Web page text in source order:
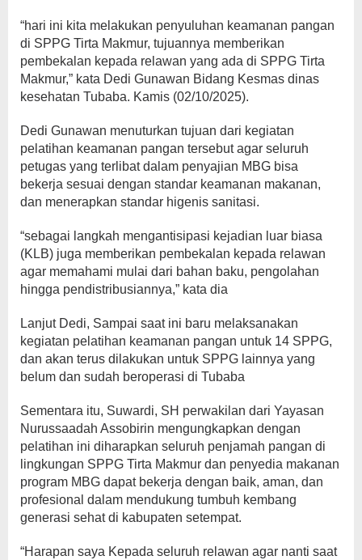
“hari ini kita melakukan penyuluhan keamanan pangan
di SPPG Tirta Makmur, tujuannya memberikan
pembekalan kepada relawan yang ada di SPPG Tirta
Makmur,” kata Dedi Gunawan Bidang Kesmas dinas
kesehatan Tubaba. Kamis (02/10/2025).
Dedi Gunawan menuturkan tujuan dari kegiatan
pelatihan keamanan pangan tersebut agar seluruh
petugas yang terlibat dalam penyajian MBG bisa
bekerja sesuai dengan standar keamanan makanan,
dan menerapkan standar higenis sanitasi.
“sebagai langkah mengantisipasi kejadian luar biasa
(KLB) juga memberikan pembekalan kepada relawan
agar memahami mulai dari bahan baku, pengolahan
hingga pendistribusiannya,” kata dia
Lanjut Dedi, Sampai saat ini baru melaksanakan
kegiatan pelatihan keamanan pangan untuk 14 SPPG,
dan akan terus dilakukan untuk SPPG lainnya yang
belum dan sudah beroperasi di Tubaba
Sementara itu, Suwardi, SH perwakilan dari Yayasan
Nurussaadah Assobirin mengungkapkan dengan
pelatihan ini diharapkan seluruh penjamah pangan di
lingkungan SPPG Tirta Makmur dan penyedia makanan
program MBG dapat bekerja dengan baik, aman, dan
profesional dalam mendukung tumbuh kembang
generasi sehat di kabupaten setempat.
“Harapan saya Kepada seluruh relawan agar nanti saat